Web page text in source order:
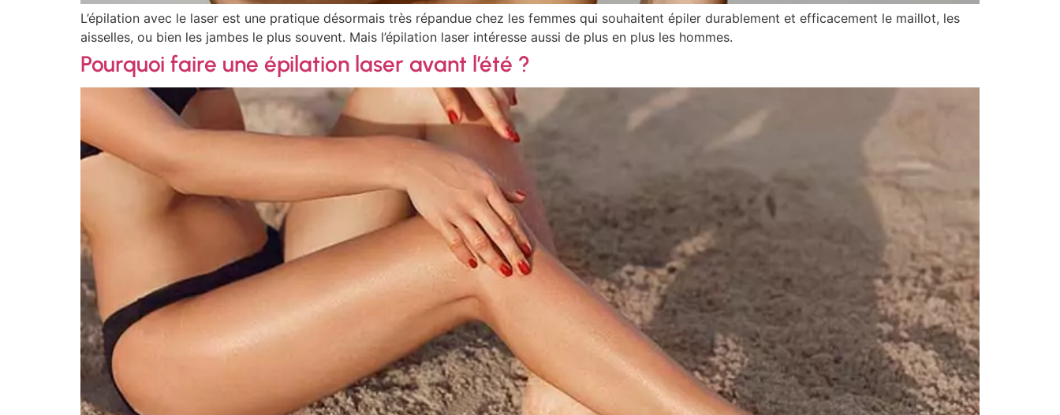
L’épilation avec le laser est une pratique désormais très répandue chez les femmes qui souhaitent épiler durablement et efficacement le maillot, les
aisselles, ou bien les jambes le plus souvent. Mais l’épilation laser intéresse aussi de plus en plus les hommes.
Pourquoi faire une épilation laser avant l’été ?